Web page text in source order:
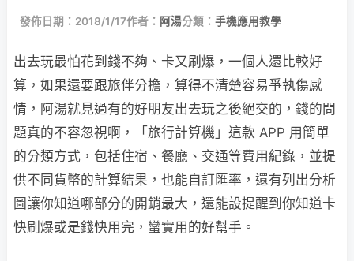
發佈日期：2018/1/17作者： 阿湯分類： 手機應用教學
出去玩最怕花到錢不夠、卡又刷爆，一個人還比較好
算，如果還要跟旅伴分擔，算得不清楚容易爭執傷感
情，阿湯就見過有的好朋友出去玩之後絕交的，錢的問
題真的不容忽視啊，「旅行計算機」這款 APP 用簡單
的分類方式，包括住宿、餐廳、交通等費用紀錄，並提
供不同貨幣的計算結果，也能自訂匯率，還有列出分析
圖讓你知道哪部分的開銷最大，還能設提醒到你知道卡
快刷爆或是錢快用完，蠻實用的好幫手。